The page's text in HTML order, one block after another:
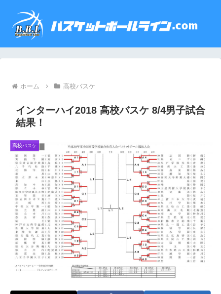
ホーム 高校バスケ
インターハイ2018 高校バスケ 8/4男子試合
結果！
高校バスケ